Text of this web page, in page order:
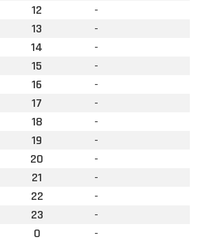
12
-
13
-
14
-
15
-
16
-
17
-
18
-
19
-
20
-
21
-
22
-
23
-
0
-